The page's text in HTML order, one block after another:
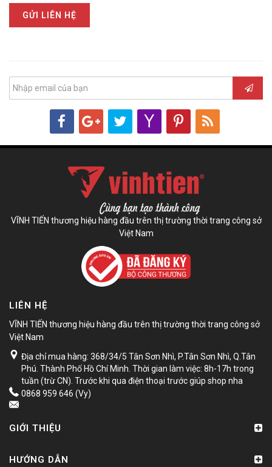
GỬI LIÊN HỆ
VĨNH TIẾN thương hiệu hàng đầu trên thị trường thời trang công sở
Việt Nam
LIÊN HỆ
VĨNH TIẾN thương hiệu hàng đầu trên thị trường thời trang công sở
Việt Nam
Địa chỉ mua hàng: 368/34/5 Tân Sơn Nhì, P.Tân Sơn Nhì, Q.Tân
Phú. Thành Phố Hồ Chí Minh. Thời gian làm việc: 8h-17h trong
tuần (trừ CN). Trước khi qua điện thoại trước giúp shop nha
0868 959 646 (Vy)
GIỚI THIỆU
HƯỚNG DẪN